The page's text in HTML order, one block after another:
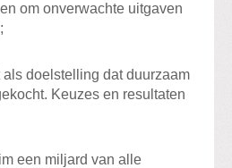
om onverwachte uitgaven
als doelstelling dat duurzaam
Keuzes en resultaten
een miljard van alle